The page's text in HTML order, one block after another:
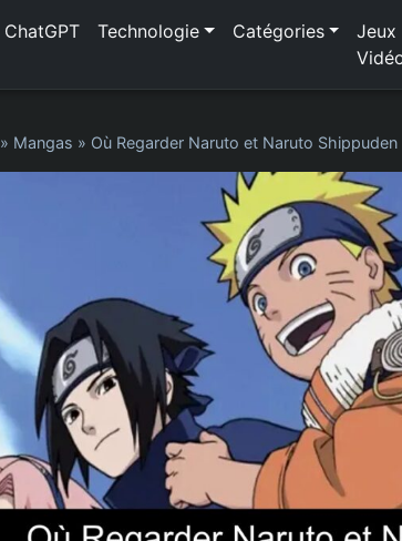
ChatGPT Technologie Catégories
Jeux
» Mangas » Où Regarder Naruto et Naruto